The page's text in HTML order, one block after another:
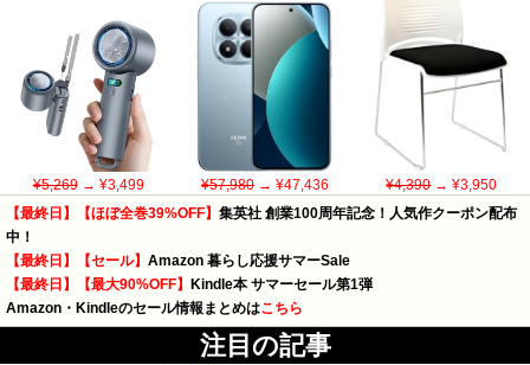
¥5,269→ ¥3,499 ¥57,980→ ¥47,436 ¥4,390→ ¥3,950
【最終日】【ほぼ全巻39%OFF】 集英社 創業100周年記念！人気作クーポン配布
中！
【最終日】【セール】 Amazon 暮らし応援サマーSale
【最終日】【最大90%OFF】 Kindle本 サマーセール第1弾
Amazon・Kindleのセール情報まとめはこちら
注目の記事